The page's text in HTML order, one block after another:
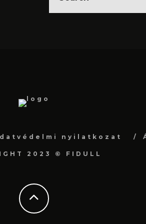
nyilatkozat
2023 © FIDULL